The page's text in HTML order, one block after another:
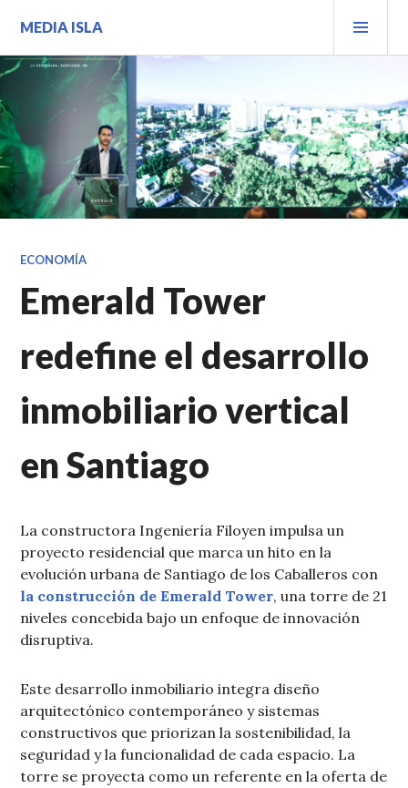
contenido.
MEDIA ISLA
ECONOMÍA
Emerald Tower
redefine el desarrollo
inmobiliario vertical
en Santiago
La constructora Ingeniería Filoyen impulsa un
proyecto residencial que marca un hito en la
evolución urbana de Santiago de los Caballeros con
la construcción de Emerald Tower, una torre de 21
niveles concebida bajo un enfoque de innovación
disruptiva.
Este desarrollo inmobiliario integra diseño
arquitectónico contemporáneo y sistemas
constructivos que priorizan la sostenibilidad, la
seguridad y la funcionalidad de cada espacio. La
torre se proyecta como un referente en la oferta de